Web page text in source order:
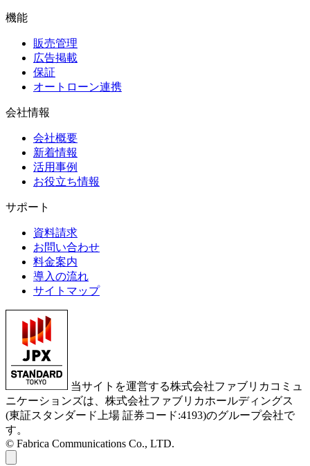
機能
販売管理
広告掲載
保証
オートローン連携
会社情報
会社概要
新着情報
活用事例
お役立ち情報
サポート
資料請求
お問い合わせ
料金案内
導入の流れ
サイトマップ
当サイトを運営する株式会社ファブリカコミュ
ニケーションズは、株式会社ファブリカホールディングス
(東証スタンダード上場 証券コード:4193)のグループ会社で
す。
© Fabrica Communications Co., LTD.